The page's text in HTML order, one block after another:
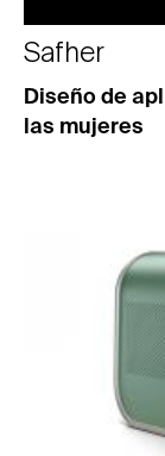
Safher
Diseño de
las mujeres